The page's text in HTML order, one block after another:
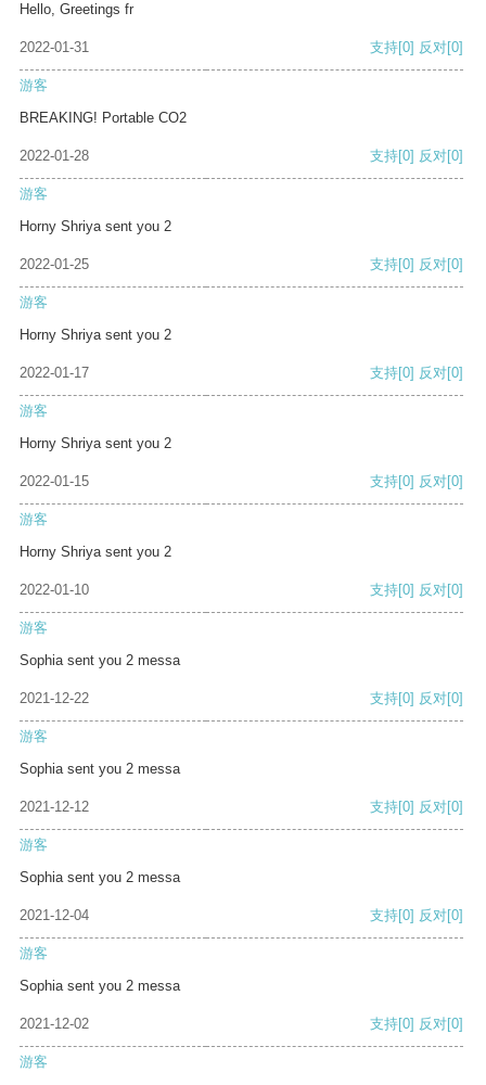
Hello, Greetings fr
2022-01-31 支持[0] 反对[0]
游客
BREAKING! Portable CO2
2022-01-28 支持[0] 反对[0]
游客
Horny Shriya sent you 2
2022-01-25 支持[0] 反对[0]
游客
Horny Shriya sent you 2
2022-01-17 支持[0] 反对[0]
游客
Horny Shriya sent you 2
2022-01-15 支持[0] 反对[0]
游客
Horny Shriya sent you 2
2022-01-10 支持[0] 反对[0]
游客
Sophia sent you 2 messa
2021-12-22 支持[0] 反对[0]
游客
Sophia sent you 2 messa
2021-12-12 支持[0] 反对[0]
游客
Sophia sent you 2 messa
2021-12-04 支持[0] 反对[0]
游客
Sophia sent you 2 messa
2021-12-02 支持[0] 反对[0]
游客